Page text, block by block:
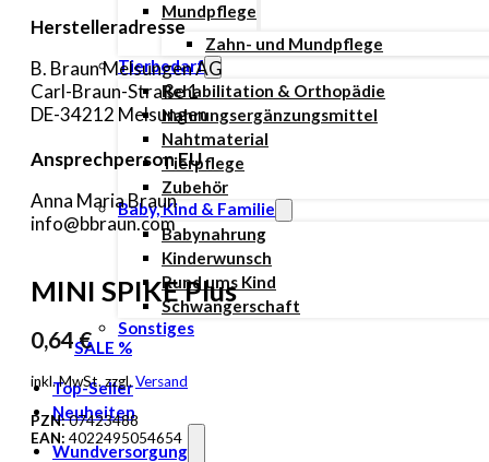
Mundpflege
Zahn- und Mundpflege
Tierbedarf
Rehabilitation & Orthopädie
Nahrungsergänzungsmittel
Nahtmaterial
Tierpflege
Zubehör
Baby, Kind & Familie
Babynahrung
Kinderwunsch
Rund ums Kind
Schwangerschaft
Sonstiges
SALE %
Top-Seller
Neuheiten
Wundversorgung
Herstelleradresse
B. Braun Melsungen AG
Carl-Braun-Straße 1
DE-34212 Melsungen
Ansprechperson EU
Anna Maria Braun
info@bbraun.com
MINI SPIKE Plus
0,64€
inkl. MwSt. zzgl.Versand
PZN:07423488
EAN: 4022495054654